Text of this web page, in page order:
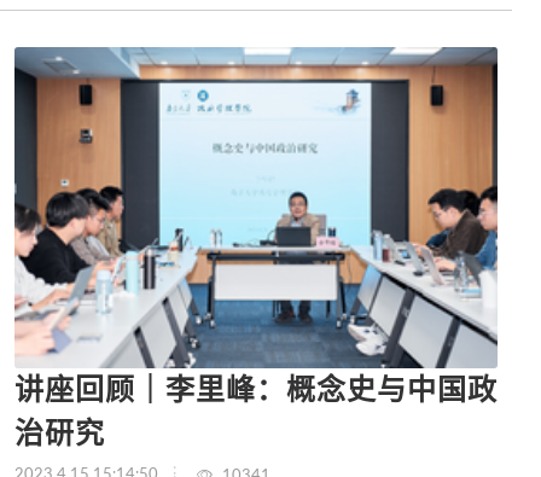
讲座回顾｜李里峰：概念史与中国政
治研究